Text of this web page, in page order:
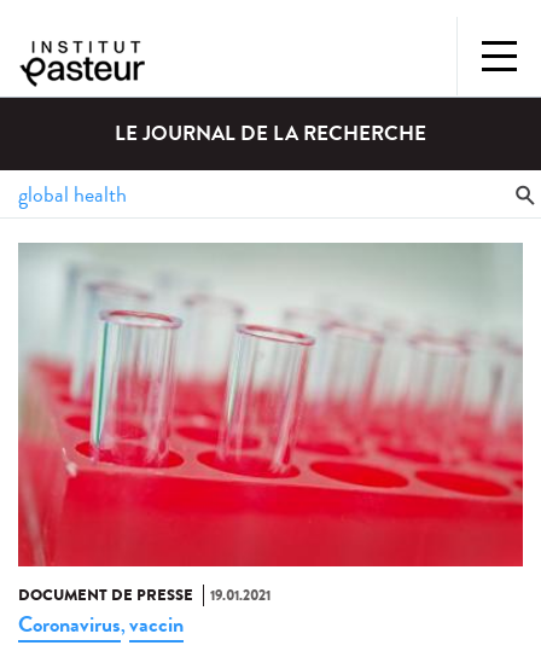
LE JOURNAL DE LA RECHERCHE
DOCUMENT DE PRESSE 19.01.2021
Coronavirus,vaccin